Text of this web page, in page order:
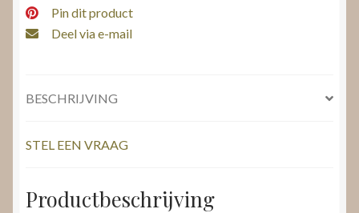
Pin dit product
Deel via e-mail
BESCHRIJVING
STEL EEN VRAAG
Productbeschrijving